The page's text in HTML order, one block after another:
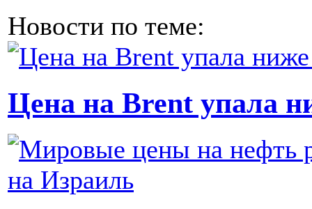
Новости по теме:
Цена на Brent упала